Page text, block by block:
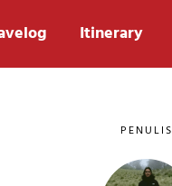
Itinerary
PENULIS